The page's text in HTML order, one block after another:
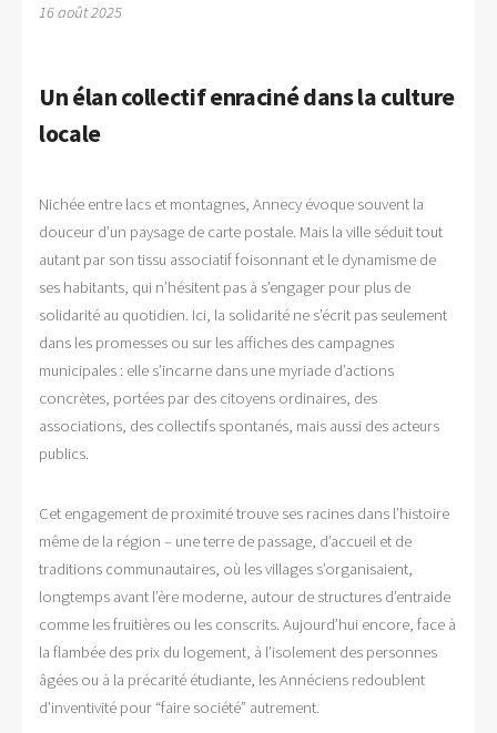
16 août 2025
Un élan collectif enraciné dans la culture
locale
Nichée entre lacs et montagnes, Annecy évoque souvent la
douceur d’un paysage de carte postale. Mais la ville séduit tout
autant par son tissu associatif foisonnant et le dynamisme de
ses habitants, qui n’hésitent pas à s’engager pour plus de
solidarité au quotidien. Ici, la solidarité ne s’écrit pas seulement
dans les promesses ou sur les affiches des campagnes
municipales : elle s’incarne dans une myriade d’actions
concrètes, portées par des citoyens ordinaires, des
associations, des collectifs spontanés, mais aussi des acteurs
publics.
Cet engagement de proximité trouve ses racines dans l’histoire
même de la région – une terre de passage, d’accueil et de
traditions communautaires, où les villages s’organisaient,
longtemps avant l’ère moderne, autour de structures d’entraide
comme les fruitières ou les conscrits. Aujourd’hui encore, face à
la flambée des prix du logement, à l’isolement des personnes
âgées ou à la précarité étudiante, les Annéciens redoublent
d’inventivité pour “faire société” autrement.